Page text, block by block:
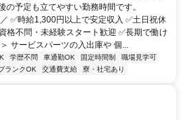
の予定も立てやすい勤務時間です。
✅時給1,300円以上で安定収入 ✅土日祝休
格不問・未経験スタート歓迎 ✅長期で働け
サービスパーツの入出庫や 個...
学歴不問 車通勤OK 固定時間制
職場見学可
ランクOK 交通費支給 寮・社宅あり